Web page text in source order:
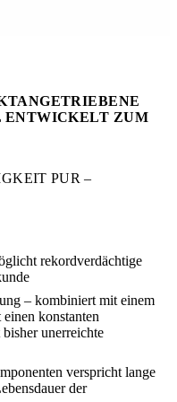
ENTWICKELT ZUM
PUR –
rekordverdächtige
– kombiniert mit einem
konstanten
unerreichte
verspricht lange
der